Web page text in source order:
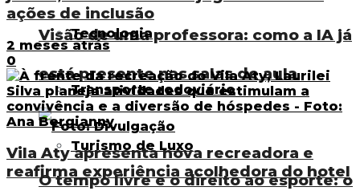
Visão de uma professora: como a IA já
está presente nas salas de aula
O tempo livre e o direito ao esporte: o
Tecnologia
Transporte rodoviário
Turismo de Luxo
ações de inclusão
2 meses atrás
0
Vila Aty apresenta nova recreadora e
reafirma experiência acolhedora do hotel